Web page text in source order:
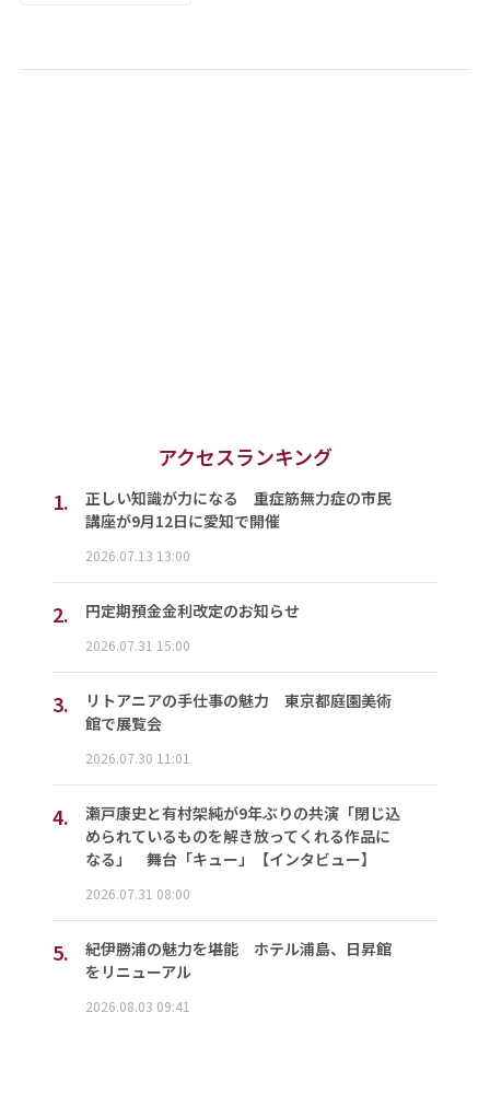
アクセスランキング
1.
正しい知識が力になる 重症筋無力症の市民
講座が9月12日に愛知で開催
2026.07.13 13:00
2. 円定期預金金利改定のお知らせ
2026.07.31 15:00
3.
リトアニアの手仕事の魅力 東京都庭園美術
館で展覧会
2026.07.30 11:01
4.
瀬戸康史と有村架純が9年ぶりの共演「閉じ込
められているものを解き放ってくれる作品に
なる」 舞台「キュー」【インタビュー】
2026.07.31 08:00
5.
紀伊勝浦の魅力を堪能 ホテル浦島、日昇館
をリニューアル
2026.08.03 09:41